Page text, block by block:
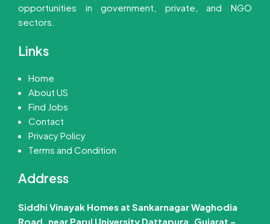
opportunities in government, private, and NGO
sectors.
Links
Home
About US
Find Jobs
Contact
Privacy Policy
Terms and Condition
Address
Siddhi Vinayak Homes at Sankarnagar Waghodia
Road, near Parul University Dattapura, Gujarat –